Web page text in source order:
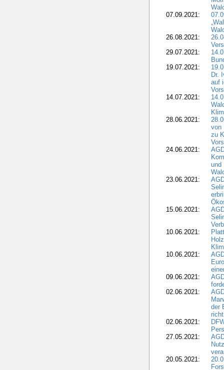
07.09.2021:
26.08.2021:
29.07.2021:
19.07.2021:
Dr.
auf
14.07.2021:
28.06.2021:
von
zu
24.06.2021:
und
23.06.2021:
15.06.2021:
10.06.2021:
10.06.2021:
09.06.2021:
02.06.2021:
der
02.06.2021:
27.05.2021:
20.05.2021: